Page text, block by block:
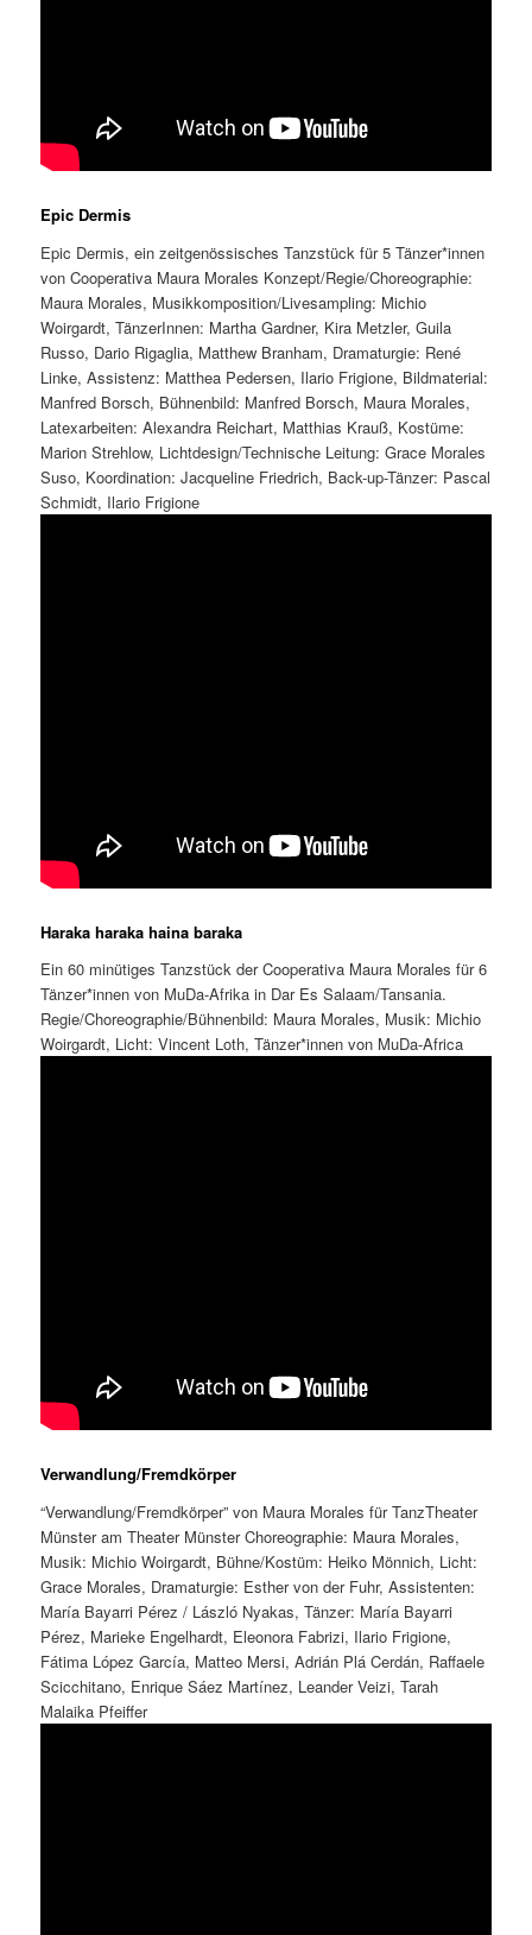
Epic Dermis
Epic Dermis, ein zeitgenössisches Tanzstück für 5 Tänzer*innen
von Cooperativa Maura Morales Konzept/Regie/Choreographie:
Maura Morales, Musikkomposition/Livesampling: Michio
Woirgardt, TänzerInnen: Martha Gardner, Kira Metzler, Guila
Russo, Dario Rigaglia, Matthew Branham, Dramaturgie: René
Linke, Assistenz: Matthea Pedersen, Ilario Frigione, Bildmaterial:
Manfred Borsch, Bühnenbild: Manfred Borsch, Maura Morales,
Latexarbeiten: Alexandra Reichart, Matthias Krauß, Kostüme:
Marion Strehlow, Lichtdesign/Technische Leitung: Grace Morales
Suso, Koordination: Jacqueline Friedrich, Back-up-Tänzer: Pascal
Schmidt, Ilario Frigione
Haraka haraka haina baraka
Ein 60 minütiges Tanzstück der Cooperativa Maura Morales für 6
Tänzer*innen von MuDa-Afrika in Dar Es Salaam/Tansania.
Regie/Choreographie/Bühnenbild: Maura Morales, Musik: Michio
Woirgardt, Licht: Vincent Loth, Tänzer*innen von MuDa-Africa
Verwandlung/Fremdkörper
“Verwandlung/Fremdkörper” von Maura Morales für TanzTheater
Münster am Theater Münster Choreographie: Maura Morales,
Musik: Michio Woirgardt, Bühne/Kostüm: Heiko Mönnich, Licht:
Grace Morales, Dramaturgie: Esther von der Fuhr, Assistenten:
María Bayarri Pérez / László Nyakas, Tänzer: María Bayarri
Pérez, Marieke Engelhardt, Eleonora Fabrizi, Ilario Frigione,
Fátima López García, Matteo Mersi, Adrián Plá Cerdán, Raffaele
Scicchitano, Enrique Sáez Martínez, Leander Veizi, Tarah
Malaika Pfeiffer